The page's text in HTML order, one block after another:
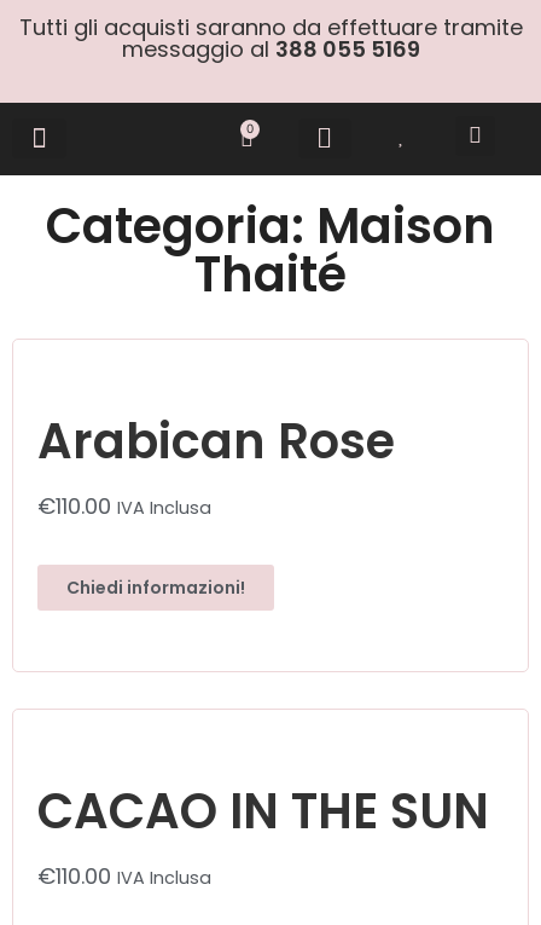
Tutti gli acquisti saranno da effettuare tramite
messaggio al 388 055 5169
0
Categoria: Maison
Thaité
Arabican Rose
€110.00 IVA Inclusa
Chiedi informazioni!
CACAO IN THE SUN
€110.00 IVA Inclusa